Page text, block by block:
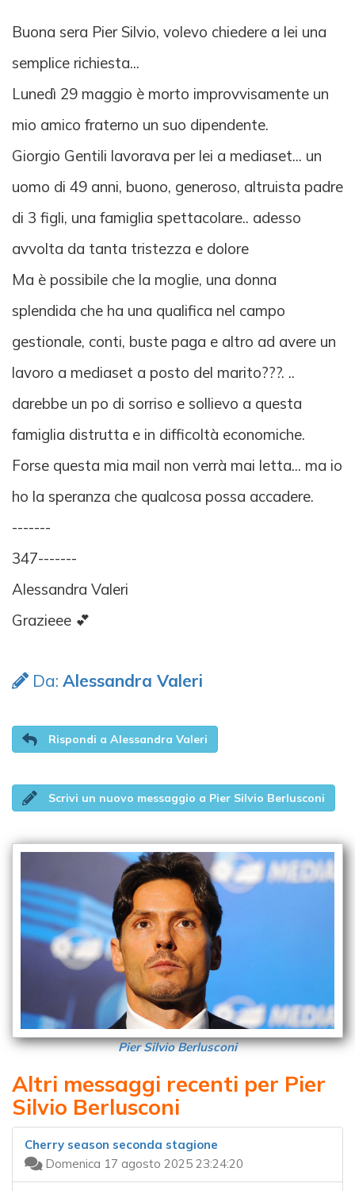
Buona sera Pier Silvio, volevo chiedere a lei una
semplice richiesta...
Lunedì 29 maggio è morto improvvisamente un
mio amico fraterno un suo dipendente.
Giorgio Gentili lavorava per lei a mediaset... un
uomo di 49 anni, buono, generoso, altruista padre
di 3 figli, una famiglia spettacolare.. adesso
avvolta da tanta tristezza e dolore
Ma è possibile che la moglie, una donna
splendida che ha una qualifica nel campo
gestionale, conti, buste paga e altro ad avere un
lavoro a mediaset a posto del marito???. ..
darebbe un po di sorriso e sollievo a questa
famiglia distrutta e in difficoltà economiche.
Forse questa mia mail non verrà mai letta... ma io
ho la speranza che qualcosa possa accadere.
-------
347-------
Alessandra Valeri
Grazieee 💕
Da: Alessandra Valeri
Rispondi a Alessandra Valeri
Scrivi un nuovo messaggio a Pier Silvio Berlusconi
Pier Silvio Berlusconi
Altri messaggi recenti per Pier
Silvio Berlusconi
Cherry season seconda stagione
Domenica 17 agosto 2025 23:24:20